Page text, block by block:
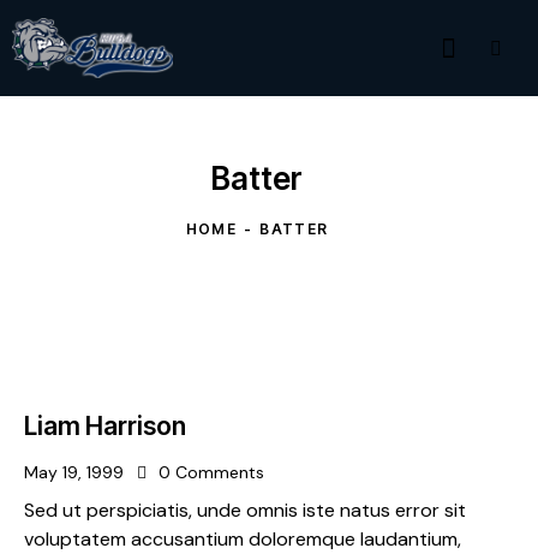
Batter
HOME BATTER
Liam Harrison
May 19, 1999 0 Comments
Sed ut perspiciatis, unde omnis iste natus error sit
voluptatem accusantium doloremque laudantium,